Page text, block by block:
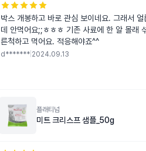
박스 개봉하고 바로 관심 보이네요. 그래서
데 안먹어요;;ㅎㅎㅎ 기존 사료에 한 알 몰래
른척하고 먹어요. 적응해야죠^^
d******* 2024.09.13
플래티넘
미트 크리스프 샘플_50g